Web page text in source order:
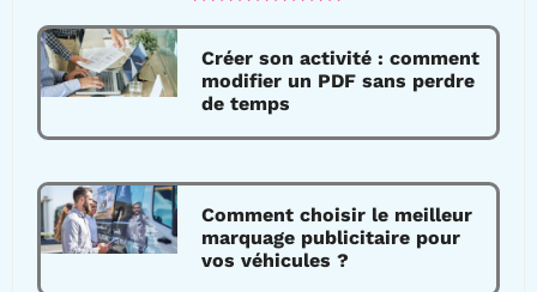
Créer son activité : comment
modifier un PDF sans perdre
de temps
Comment choisir le meilleur
marquage publicitaire pour
vos véhicules ?